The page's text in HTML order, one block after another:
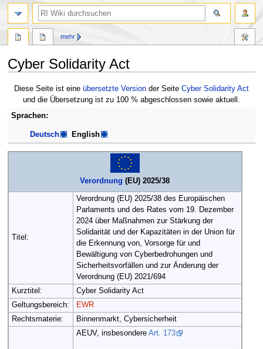
Cyber Solidarity Act
Zur
Navigation
Zur
Suche
Diese Seite ist eine übersetzte Version der Seite Cyber Solidarity Act
und die Übersetzung ist zu 100 % abgeschlossen sowie aktuell.
Sprachen:
Deutsch English
Verordnung (EU) 2025/38
Titel:
Verordnung (EU) 2025/38 des Europäischen
Parlaments und des Rates vom 19. Dezember
2024 über Maßnahmen zur Stärkung der
Solidarität und der Kapazitäten in der Union für
die Erkennung von, Vorsorge für und
Bewältigung von Cyberbedrohungen und
Sicherheitsvorfällen und zur Änderung der
Verordnung (EU) 2021/694
Kurztitel:
Cyber Solidarity Act
Geltungsbereich:
EWR
Rechtsmaterie:
Binnenmarkt, Cybersicherheit
AEUV, insbesondere Art. 173
mehr
Suche